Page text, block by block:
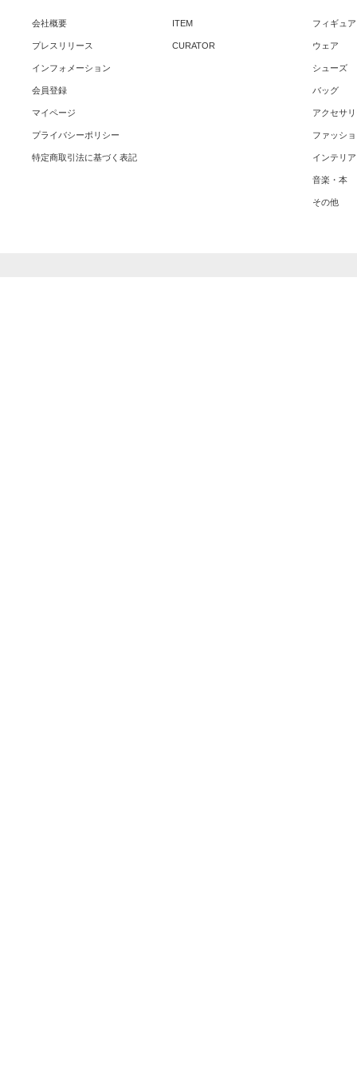
会社概要
プレスリリース
インフォメーション
会員登録
マイページ
プライバシーポリシー
特定商取引法に基づく表記
ITEM
CURATOR
フィギュ
ウェア
シューズ
バッグ
アクセサ
ファッシ
インテリア
音楽・本
その他